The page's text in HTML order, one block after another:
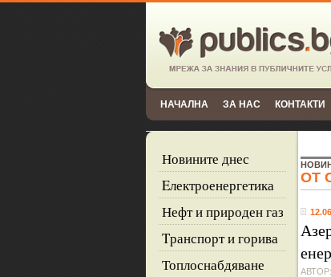
НАЧАЛНА ЗА НАС КОНТАКТИ
Новините днес
Eлектроенергетика
Нефт и природен газ
Tранспорт и горива
Топлоснабдяване
ОТ
АВТОР: